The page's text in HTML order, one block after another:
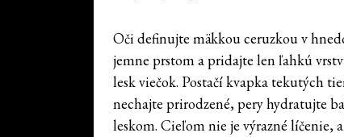
Oči definujte mäkkou ceruzkou v
jemne prstom a pridajte len ľahkú
lesk viečok. Postačí kvapka tekutých
nechajte prirodzené, pery hydratujte
leskom. Cieľom nie je výrazné líčenie,